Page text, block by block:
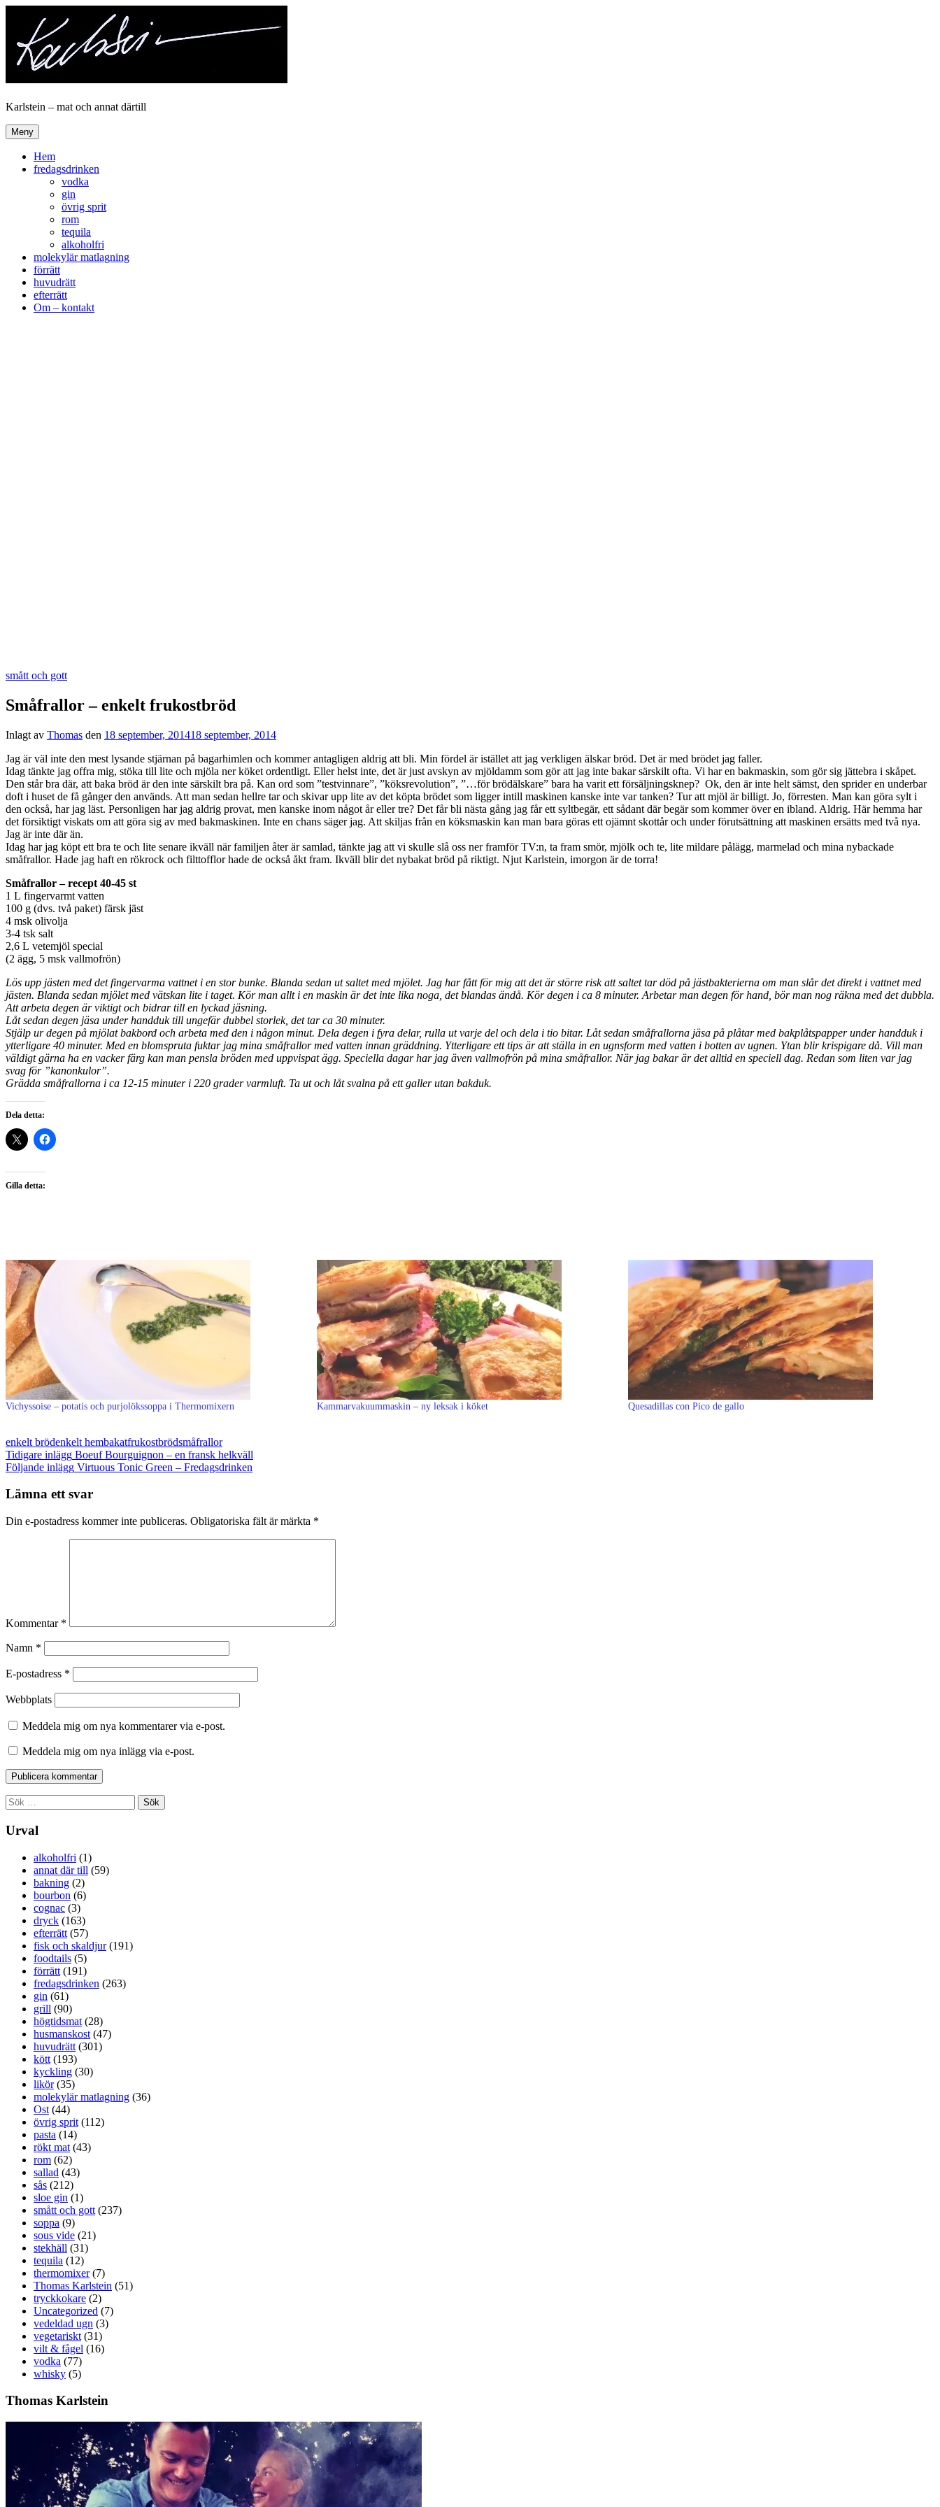
innehåll
Karlstein – mat och annat därtill
Meny
Hem
fredagsdrinken
vodka
gin
övrig sprit
rom
tequila
alkoholfri
molekylär matlagning
förrätt
huvudrätt
efterrätt
Om – kontakt
smått och gott
Småfrallor – enkelt frukostbröd
Inlagt av Thomas den 18 september, 201418 september, 2014
Jag är väl inte den mest lysande stjärnan på bagarhimlen och kommer antagligen aldrig att bli. Min fördel är istället att jag verkligen älskar bröd. Det är med brödet jag faller.
Idag tänkte jag offra mig, stöka till lite och mjöla ner köket ordentligt. Eller helst inte, det är just avskyn av mjöldamm som gör att jag inte bakar särskilt ofta. Vi har en bakmaskin, som gör sig jättebra i skåpet.
Den står bra där, att baka bröd är den inte särskilt bra på. Kan ord som ”testvinnare”, ”köksrevolution”, ”…för brödälskare” bara ha varit ett försäljningsknep? Ok, den är inte helt sämst, den sprider en underbar
doft i huset de få gånger den används. Att man sedan hellre tar och skivar upp lite av det köpta brödet som ligger intill maskinen kanske inte var tanken? Tur att mjöl är billigt. Jo, förresten. Man kan göra sylt i
den också, har jag läst. Personligen har jag aldrig provat, men kanske inom något år eller tre? Det får bli nästa gång jag får ett syltbegär, ett sådant där begär som kommer över en ibland. Aldrig. Här hemma har
det försiktigt viskats om att göra sig av med bakmaskinen. Inte en chans säger jag. Att skiljas från en köksmaskin kan man bara göras ett ojämnt skottår och under förutsättning att maskinen ersätts med två nya.
Jag är inte där än.
Idag har jag köpt ett bra te och lite senare ikväll när familjen åter är samlad, tänkte jag att vi skulle slå oss ner framför TV:n, ta fram smör, mjölk och te, lite mildare pålägg, marmelad och mina nybackade
småfrallor. Hade jag haft en rökrock och filttofflor hade de också åkt fram. Ikväll blir det nybakat bröd på riktigt. Njut Karlstein, imorgon är de torra!
Småfrallor – recept 40-45 st
1 L fingervarmt vatten
100 g (dvs. två paket) färsk jäst
4 msk olivolja
3-4 tsk salt
2,6 L vetemjöl special
(2 ägg, 5 msk vallmofrön)
Lös upp jästen med det fingervarma vattnet i en stor bunke. Blanda sedan ut saltet med mjölet. Jag har fått för mig att det är större risk att saltet tar död på jästbakterierna om man slår det direkt i vattnet med
jästen. Blanda sedan mjölet med vätskan lite i taget. Kör man allt i en maskin är det inte lika noga, det blandas ändå. Kör degen i ca 8 minuter. Arbetar man degen för hand, bör man nog räkna med det dubbla.
Att arbeta degen är viktigt och bidrar till en lyckad jäsning.
Låt sedan degen jäsa under handduk till ungefär dubbel storlek, det tar ca 30 minuter.
Stjälp ur degen på mjölat bakbord och arbeta med den i någon minut. Dela degen i fyra delar, rulla ut varje del och dela i tio bitar. Låt sedan småfrallorna jäsa på plåtar med bakplåtspapper under handduk i
ytterligare 40 minuter. Med en blomspruta fuktar jag mina småfrallor med vatten innan gräddning. Ytterligare ett tips är att ställa in en ugnsform med vatten i botten av ugnen. Ytan blir krispigare då. Vill man
väldigt gärna ha en vacker färg kan man pensla bröden med uppvispat ägg. Speciella dagar har jag även vallmofrön på mina småfrallor. När jag bakar är det alltid en speciell dag. Redan som liten var jag
svag för ”kanonkulor”.
Grädda småfrallorna i ca 12-15 minuter i 220 grader varmluft. Ta ut och låt svalna på ett galler utan bakduk.
Dela detta:
Gilla detta:
Vichyssoise – potatis och purjolökssoppa i Thermomixern Kammarvakuummaskin – ny leksak i köket Quesadillas con Pico de gallo
enkelt brödenkelt hembakatfrukostbrödsmåfrallor
Inläggsnavigering
Tidigare inlägg Boeuf Bourguignon – en fransk helkväll
Följande inlägg Virtuous Tonic Green – Fredagsdrinken
Lämna ett svar
Din e-postadress kommer inte publiceras. Obligatoriska fält är märkta *
Kommentar *
Namn *
E-postadress *
Webbplats
Meddela mig om nya kommentarer via e-post.
Meddela mig om nya inlägg via e-post.
Sök
efter:
Urval
alkoholfri (1)
annat där till (59)
bakning (2)
bourbon (6)
cognac (3)
dryck (163)
efterrätt (57)
fisk och skaldjur(191)
foodtails (5)
förrätt (191)
fredagsdrinken (263)
gin (61)
grill (90)
högtidsmat (28)
husmanskost (47)
huvudrätt (301)
kött (193)
kyckling (30)
likör(35)
molekylär matlagning (36)
Ost (44)
övrig sprit (112)
pasta (14)
rökt mat (43)
rom (62)
sallad (43)
sås (212)
sloe gin (1)
smått och gott (237)
soppa (9)
sous vide (21)
stekhäll (31)
tequila (12)
thermomixer(7)
Thomas Karlstein (51)
tryckkokare (2)
Uncategorized (7)
vedeldad ugn (3)
vegetariskt (31)
vilt & fågel (16)
vodka (77)
whisky (5)
Thomas Karlstein